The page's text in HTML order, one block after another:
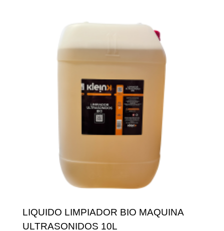
LIQUIDO LIMPIADOR BIO MAQUINA
ULTRASONIDOS 10L